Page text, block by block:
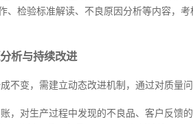
、检验标准解读、不良原因分析等内容，
析与持续改进
不变，需建立动态改进机制，通过对质量
，对生产过程中发现的不良品、客户反馈